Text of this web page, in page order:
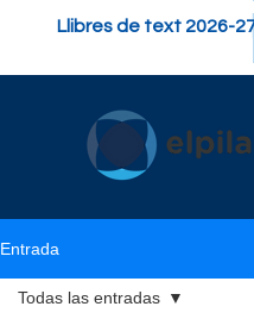
Llibres de text 2026-
Entrada
Todas las entradas